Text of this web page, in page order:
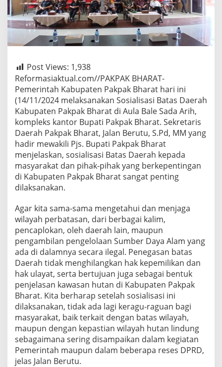
Post Views: 1,938
Reformasiaktual.com//PAKPAK BHARAT-
Pemerintah Kabupaten Pakpak Bharat hari ini
(14/11/2024 melaksanakan Sosialisasi Batas Daerah
Kabupaten Pakpak Bharat di Aula Bale Sada Arih,
kompleks kantor Bupati Pakpak Bharat. Sekretaris
Daerah Pakpak Bharat, Jalan Berutu, S.Pd, MM yang
hadir mewakili Pjs. Bupati Pakpak Bharat
menjelaskan, sosialisasi Batas Daerah kepada
masyarakat dan pihak-pihak yang berkepentingan
di Kabupaten Pakpak Bharat sangat penting
dilaksanakan.
Agar kita sama-sama mengetahui dan menjaga
wilayah perbatasan, dari berbagai kalim,
pencaplokan, oleh daerah lain, maupun
pengambilan pengelolaan Sumber Daya Alam yang
ada di dalamnya secara ilegal. Penegasan batas
Daerah tidak menghilangkan hak kepemilikan dan
hak ulayat, serta bertujuan juga sebagai bentuk
penjelasan kawasan hutan di Kabupaten Pakpak
Bharat. Kita berharap setelah sosialisasi ini
dilaksanakan, tidak ada lagi keragu-raguan bagi
masyarakat, baik terkait dengan batas wilayah,
maupun dengan kepastian wilayah hutan lindung
sebagaimana sering disampaikan dalam kegiatan
Pemerintah maupun dalam beberapa reses DPRD,
jelas Jalan Berutu.